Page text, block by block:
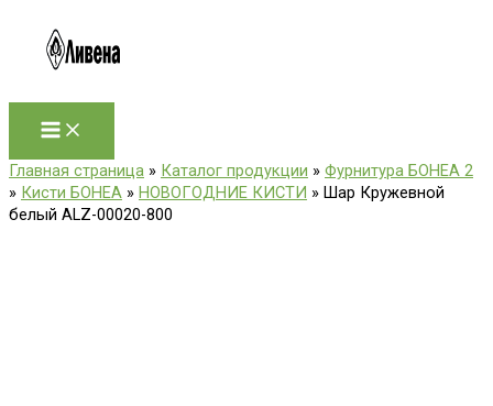
содержимому
Главная страница » Каталог продукции » Фурнитура БОНЕА 2
» Кисти БОНЕА » НОВОГОДНИЕ КИСТИ » Шар Кружевной
белый ALZ-00020-800